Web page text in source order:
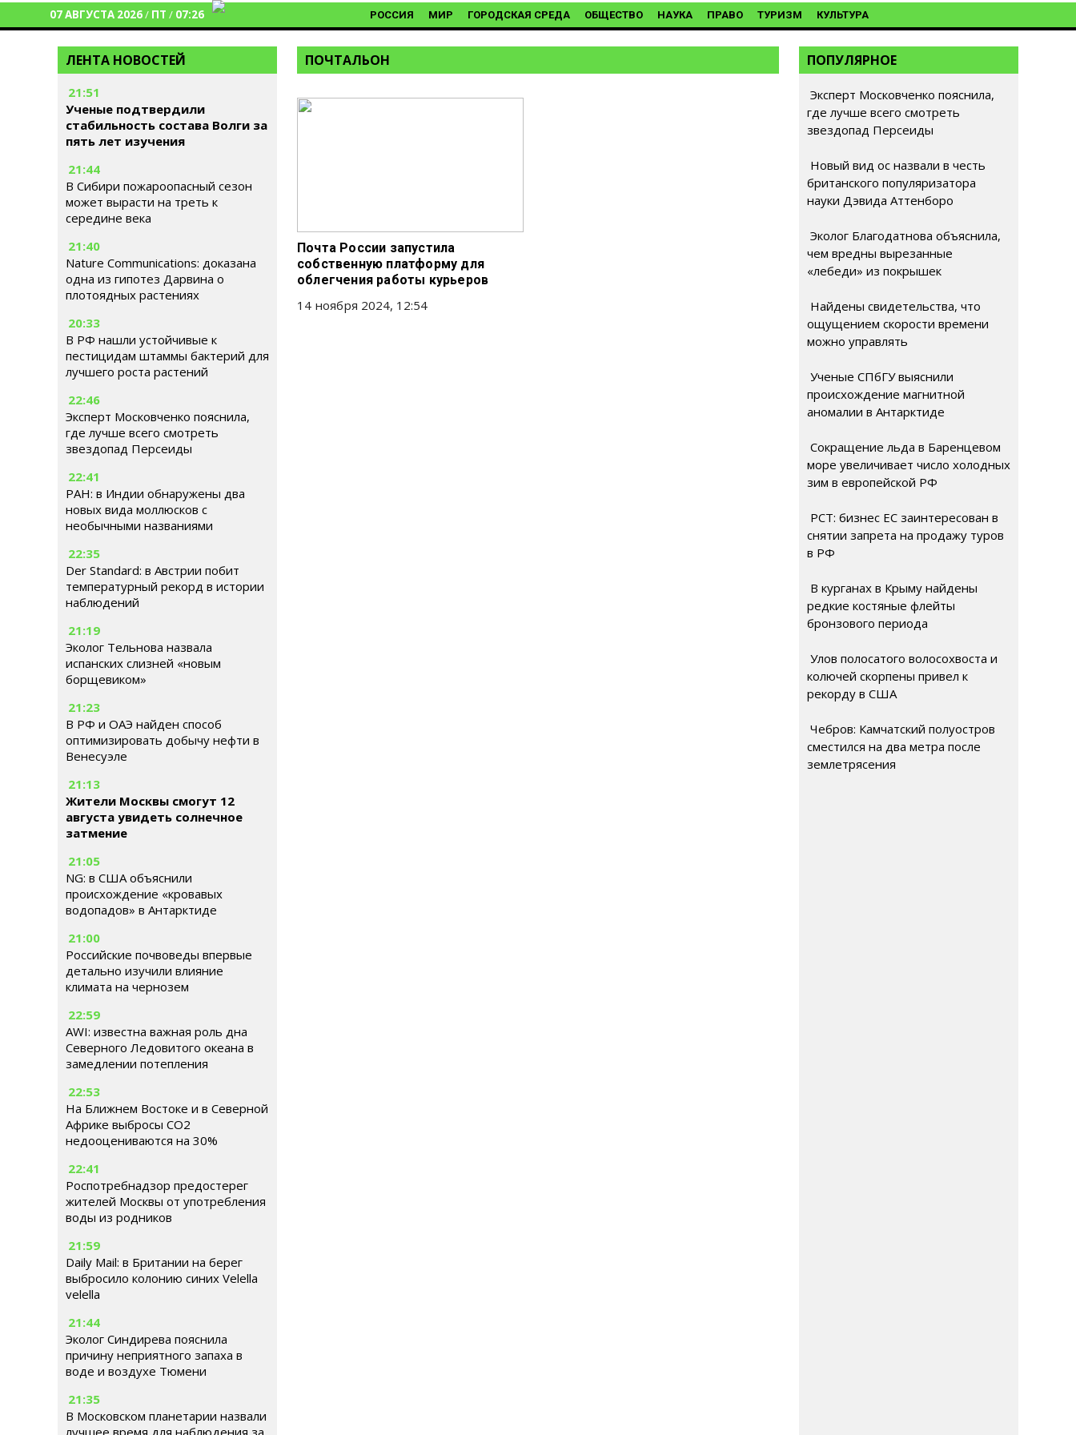
07 АВГУСТА 2026/ ПТ / 07:26 РОССИЯ МИР ГОРОДСКАЯ СРЕДА ОБЩЕСТВО НАУКА ПРАВО ТУРИЗМ КУЛЬТУРА
ЛЕНТА НОВОСТЕЙ
21:51
Ученые подтвердили
стабильность состава Волги за
пять лет изучения
21:44
В Сибири пожароопасный сезон
может вырасти на треть к
середине века
21:40
Nature Communications: доказана
одна из гипотез Дарвина о
плотоядных растениях
20:33
В РФ нашли устойчивые к
пестицидам штаммы бактерий для
лучшего роста растений
22:46
Эксперт Московченко пояснила,
где лучше всего смотреть
звездопад Персеиды
22:41
РАН: в Индии обнаружены два
новых вида моллюсков с
необычными названиями
22:35
Der Standard: в Австрии побит
температурный рекорд в истории
наблюдений
21:19
Эколог Тельнова назвала
испанских слизней «новым
борщевиком»
21:23
В РФ и ОАЭ найден способ
оптимизировать добычу нефти в
Венесуэле
21:13
Жители Москвы смогут 12
августа увидеть солнечное
затмение
21:05
NG: в США объяснили
происхождение «кровавых
водопадов» в Антарктиде
21:00
Российские почвоведы впервые
детально изучили влияние
климата на чернозем
22:59
AWI: известна важная роль дна
Северного Ледовитого океана в
замедлении потепления
22:53
На Ближнем Востоке и в Северной
Африке выбросы CO2
недооцениваются на 30%
22:41
Роспотребнадзор предостерег
жителей Москвы от употребления
воды из родников
21:59
Daily Mail: в Британии на берег
выбросило колонию синих Velella
velella
21:44
Эколог Синдирева пояснила
причину неприятного запаха в
воде и воздухе Тюмени
21:35
В Московском планетарии назвали
лучшее время для наблюдения за
ПОЧТАЛЬОН
Почта России запустила
собственную платформу для
облегчения работы курьеров
14 ноября 2024, 12:54
ПОПУЛЯРНОЕ
Эксперт Московченко пояснила,
где лучше всего смотреть
звездопад Персеиды
Новый вид ос назвали в честь
британского популяризатора
науки Дэвида Аттенборо
Эколог Благодатнова объяснила,
чем вредны вырезанные
«лебеди» из покрышек
Найдены свидетельства, что
ощущением скорости времени
можно управлять
Ученые СПбГУ выяснили
происхождение магнитной
аномалии в Антарктиде
Сокращение льда в Баренцевом
море увеличивает число холодных
зим в европейской РФ
РСТ: бизнес ЕС заинтересован в
снятии запрета на продажу туров
в РФ
В курганах в Крыму найдены
редкие костяные флейты
бронзового периода
Улов полосатого волосохвоста и
колючей скорпены привел к
рекорду в США
Чебров: Камчатский полуостров
сместился на два метра после
землетрясения